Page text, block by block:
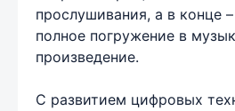
прослушивания, а в конце
полное погружение в
произведение.
С развитием цифровых